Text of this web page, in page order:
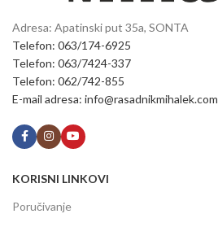
Adresa: Apatinski put 35a, SONTA
Telefon: 063/174-6925
Telefon: 063/7424-337
Telefon: 062/742-855
E-mail adresa: info@rasadnikmihalek.com
KORISNI LINKOVI
Poručivanje